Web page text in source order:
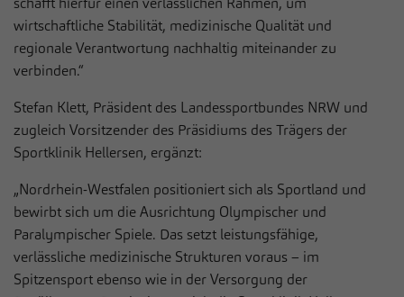
wirtschaftliche Stabilität, medizinische Qualität und
regionale Verantwortung nachhaltig miteinander zu
verbinden.“
Stefan Klett, Präsident des Landessportbundes NRW und
zugleich Vorsitzender des Präsidiums des Trägers der
Sportklinik Hellersen, ergänzt:
„Nordrhein-Westfalen positioniert sich als Sportland und
bewirbt sich um die Ausrichtung Olympischer und
Paralympischer Spiele. Das setzt leistungsfähige,
verlässliche medizinische Strukturen voraus – im
Spitzensport ebenso wie in der Versorgung der